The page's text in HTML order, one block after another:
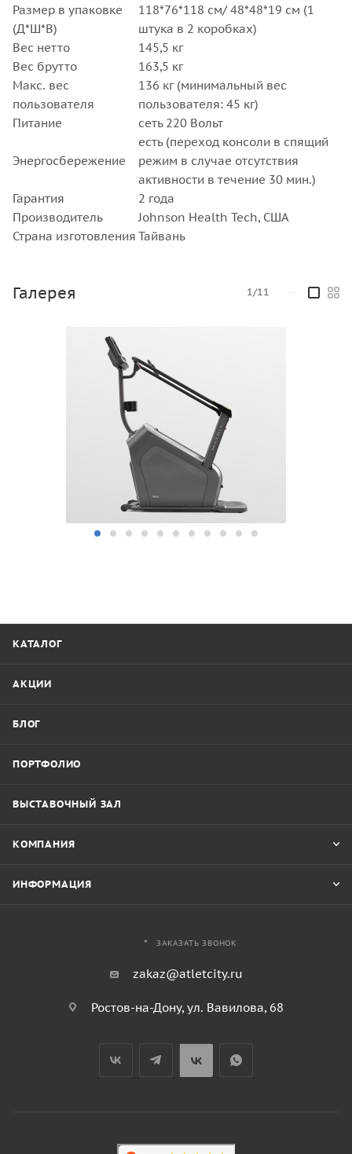
Размер в упаковке
(Д*Ш*В)
118*76*118 см/ 48*48*19 см (1
штука в 2 коробках)
Вес нетто
145,5 кг
Вес брутто
163,5 кг
Макс. вес
пользователя
136 кг (минимальный вес
пользователя: 45 кг)
Питание
сеть 220 Вольт
Энергосбережение
есть (переход консоли в спящий
режим в случае отсутствия
активности в течение 30 мин.)
Гарантия
2 года
Производитель
Johnson Health Tech, США
Страна изготовления Тайвань
Галерея 1/11
КАТАЛОГ
АКЦИИ
БЛОГ
ПОРТФОЛИО
ВЫСТАВОЧНЫЙ ЗАЛ
КОМПАНИЯ
ИНФОРМАЦИЯ
ЗАКАЗАТЬ ЗВОНОК
zakaz@atletcity.ru
Ростов-на-Дону, ул. Вавилова, 68